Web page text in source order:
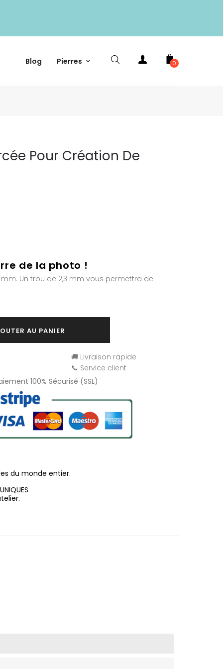
Blog Pierres 0
Pour Création De
de la photo !
Un trou de 2,3 mm vous permettra de
AU PANIER
🚚 Livraison rapide
📞 Service client
100% Sécurisé (SSL)
du monde entier.